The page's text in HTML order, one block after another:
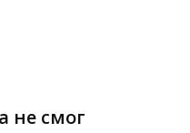
не смог